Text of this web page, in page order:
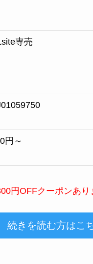
専売
円～
円OFFクーポンあり
続きを読む方はこ